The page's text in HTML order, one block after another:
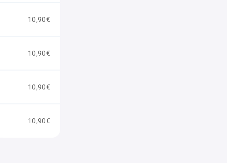
10,90€
10,90€
10,90€
10,90€